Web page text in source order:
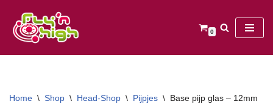
Ga
0
Home \ Shop \ Head-Shop \ Pijpjes \ Base pijp glas – 12mm